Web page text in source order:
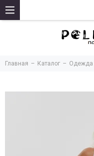
Главная Каталог Одежда